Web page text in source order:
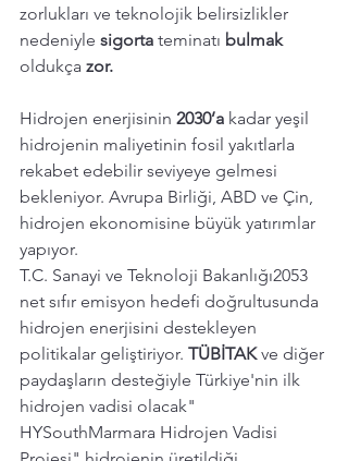
zorlukları ve teknolojik belirsizlikler
nedeniyle sigorta teminatı bulmak
oldukça zor.
Hidrojen enerjisinin 2030’a kadar yeşil
hidrojenin maliyetinin fosil yakıtlarla
rekabet edebilir seviyeye gelmesi
bekleniyor. Avrupa Birliği, ABD ve Çin,
hidrojen ekonomisine büyük yatırımlar
yapıyor.
T.C. Sanayi ve Teknoloji Bakanlığı2053
net sıfır emisyon hedefi doğrultusunda
hidrojen enerjisini destekleyen
politikalar geliştiriyor. TÜBİTAK ve diğer
paydaşların desteğiyle Türkiye'nin ilk
hidrojen vadisi olacak"
HYSouthMarmara Hidrojen Vadisi